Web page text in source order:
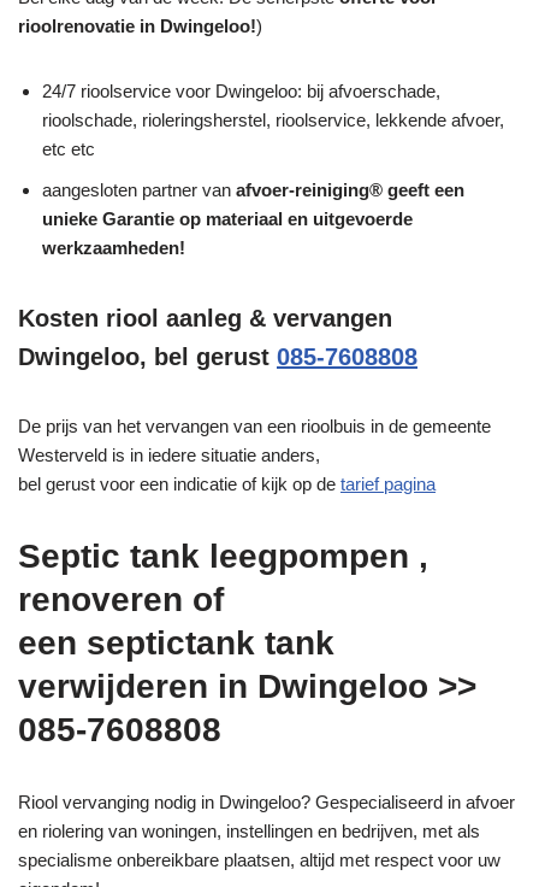
rioolrenovatie in Dwingeloo!)
24/7 rioolservice voor Dwingeloo: bij afvoerschade,
rioolschade, rioleringsherstel, rioolservice, lekkende afvoer,
etc etc
aangesloten partner van afvoer-reiniging® geeft een
unieke Garantie op materiaal en uitgevoerde
werkzaamheden!
Kosten riool aanleg & vervangen
Dwingeloo, bel gerust 085-7608808
De prijs van het vervangen van een rioolbuis in de gemeente
Westerveld is in iedere situatie anders,
bel gerust voor een indicatie of kijk op de tarief pagina
Septic tank leegpompen ,
renoveren of
een septictank tank
verwijderen in Dwingeloo >>
085-7608808
Riool vervanging nodig in Dwingeloo? Gespecialiseerd in afvoer
en riolering van woningen, instellingen en bedrijven, met als
specialisme onbereikbare plaatsen, altijd met respect voor uw